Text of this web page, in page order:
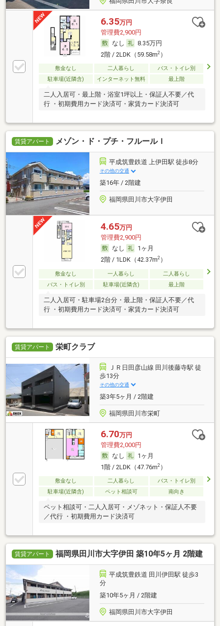
6.35万円
管理費2,900円
なし
8.35万円
2階 / 2LDK（59.58m2）
敷金なし 二人暮らし
バス・トイレ別
駐車場(近隣含)
インターネット無料 最上階
二人入居可・最上階・浴室1坪以上・保証人不要／代
行 ・初期費用カード決済可・家賃カード決済可
賃貸アパート メゾン・ド・プチ・フルールＩ
平成筑豊鉄道 上伊田駅 徒歩8分
その他の交通
築16年 / 2階建
福岡県田川市大字伊田
4.65万円
管理費2,900円
なし
1ヶ月
2階 / 1LDK（42.37m2）
敷金なし 一人暮らし
二人暮らし
バス・トイレ別
駐車場(近隣含) 最上階
二人入居可・駐車場2台分・最上階・保証人不要／代
行 ・初期費用カード決済可・家賃カード決済可
賃貸アパート 栄町クラブ
ＪＲ日田彦山線 田川後藤寺駅 徒
歩13分
その他の交通
築3年5ヶ月 / 2階建
福岡県田川市栄町
6.70万円
管理費2,000円
なし
1ヶ月
1階 / 2LDK（47.76m2）
敷金なし 二人暮らし
バス・トイレ別
駐車場(近隣含)
ペット相談可 南向き
ペット相談可・二人入居可・メゾネット・保証人不要
／代行 ・初期費用カード決済可
賃貸アパート 福岡県田川市大字伊田 築10年5ヶ月 2階建
平成筑豊鉄道 田川伊田駅 徒歩3
分
築10年5ヶ月 / 2階建
福岡県田川市大字伊田